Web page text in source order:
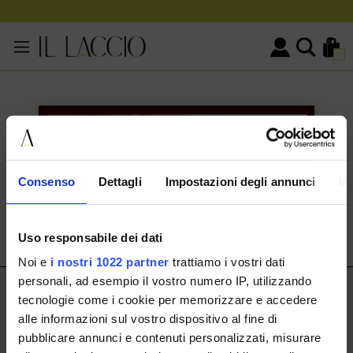
Consenso Dettagli Impostazioni degli annunci
Uso responsabile dei dati
Noi e i nostri 1022 partner trattiamo i vostri dati
personali, ad esempio il vostro numero IP, utilizzando
tecnologie come i cookie per memorizzare e accedere
alle informazioni sul vostro dispositivo al fine di
pubblicare annunci e contenuti personalizzati, misurare
0
KONTAKTINFORMATIONEN
Via Cassala 20 25126 Brescia
+393291008001
IL LACCIO
IL LACCIO